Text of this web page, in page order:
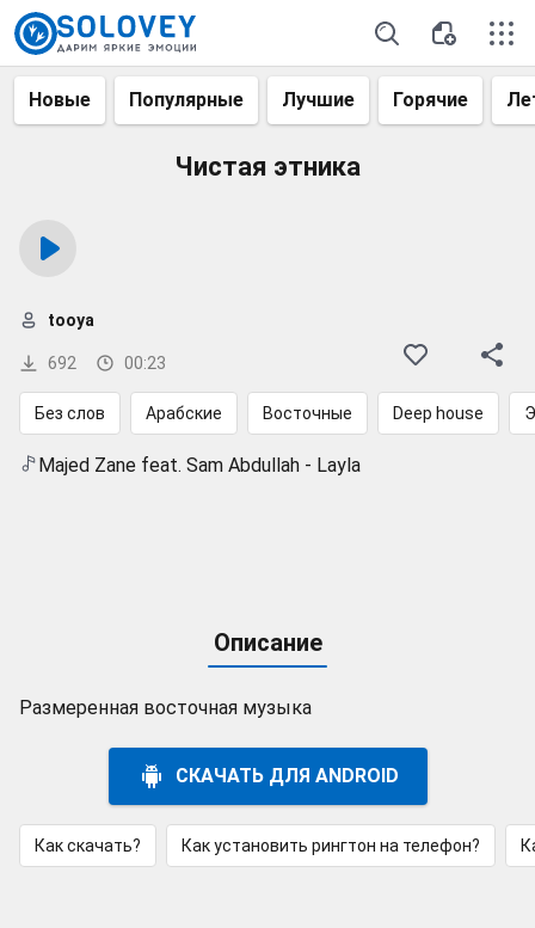
Новые Популярные Лучшие Горячие
Чистая этника
692 00:23
tooya
Без слов Арабские Восточные Deep house
Majed Zane feat. Sam Abdullah - Layla
Описание
Размеренная восточная музыка
СКАЧАТЬ ДЛЯ ANDROID
Как скачать? Как установить рингтон на телефон?